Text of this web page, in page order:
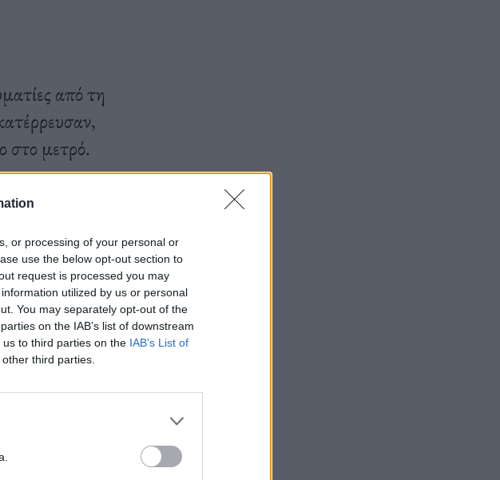
or processing of your personal or
use the below opt-out section to
request is processed you may
utilized by us or personal
You may separately opt-out of the
on the IAB’s list of downstream
to third parties on the IAB’s List of
third parties.
από τη
στο μετρό.